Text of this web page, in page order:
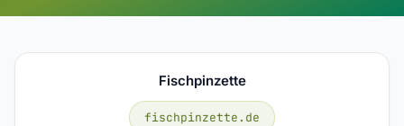
Fischpinzette
fischpinzette.de